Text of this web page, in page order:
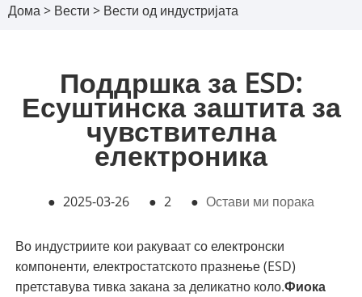
Дома> Вести > Вести од индустријата
Поддршка за ESD:
Есуштинска заштита за
чувствителна
електроника
● 2025-03-26 ● 2 ● Остави ми порака
Во индустриите кои ракуваат со електронски
компоненти, електростатското празнење (ESD)
претставува тивка закана за деликатно коло.Фиока